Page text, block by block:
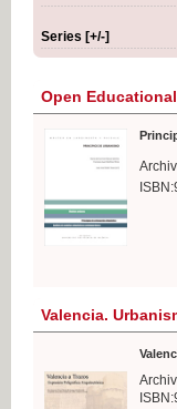
Series [+/-]
Open
Valencia.